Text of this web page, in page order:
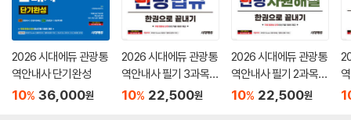
2026 시대에듀 관광통
역안내사 단기완성
10% 36,000원
2026 시대에듀 관광통
역안내사 필기 3과목
관광법규 한권으로 끝
10% 22,500원
2026 시대에듀 관광통
역안내사 필기 2과목
관광자원해설 한권으
10% 22,500원